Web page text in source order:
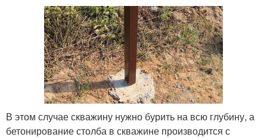
В этом случае скважину нужно бурить на всю глубину, а
бетонирование столба в скважине производится с